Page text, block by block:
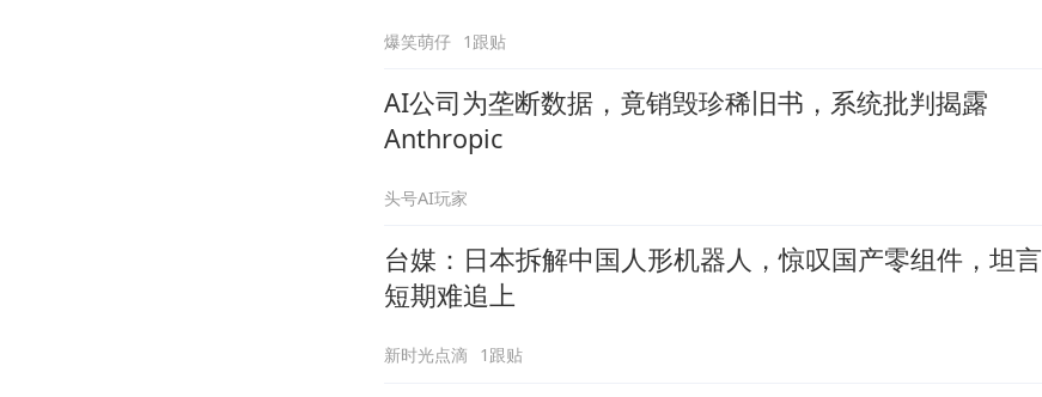
爆笑萌仔 1跟贴
AI公司为垄断数据，竟销毁珍稀旧书，系统批判揭露
Anthropic
头号AI玩家
台媒：日本拆解中国人形机器人，惊叹国产零组件，坦言
短期难追上
新时光点滴 1跟贴